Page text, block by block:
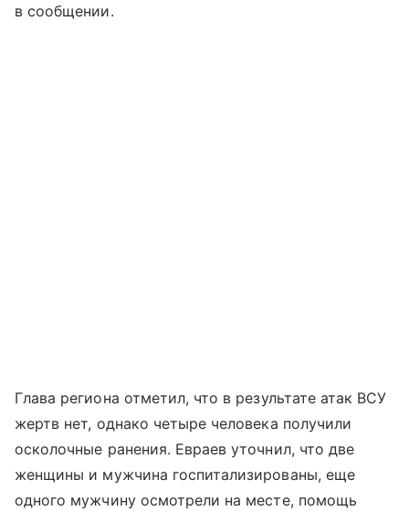
в сообщении.
Глава региона отметил, что в результате атак ВСУ
жертв нет, однако четыре человека получили
осколочные ранения. Евраев уточнил, что две
женщины и мужчина госпитализированы, еще
одного мужчину осмотрели на месте, помощь